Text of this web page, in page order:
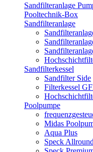
Sandfilteranlage
Pooltechnik-Box
Sandfilteranlage
Sandfilterkessel
Sandfilter Side
Filterkessel
Poolpumpe
Midas
Aqua Plus
Speck Allround